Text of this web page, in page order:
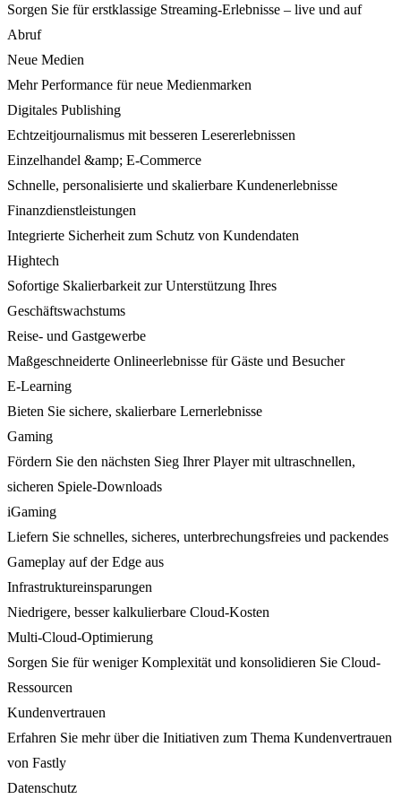
Sorgen Sie für erstklassige Streaming-Erlebnisse – live und auf
Abruf
Neue Medien
Mehr Performance für neue Medienmarken
Digitales Publishing
Echtzeitjournalismus mit besseren Lesererlebnissen
Einzelhandel &amp; E-Commerce
Schnelle, personalisierte und skalierbare Kundenerlebnisse
Finanzdienstleistungen
Integrierte Sicherheit zum Schutz von Kundendaten
Hightech
Sofortige Skalierbarkeit zur Unterstützung Ihres
Geschäftswachstums
Reise- und Gastgewerbe
Maßgeschneiderte Onlineerlebnisse für Gäste und Besucher
E-Learning
Bieten Sie sichere, skalierbare Lernerlebnisse
Gaming
Fördern Sie den nächsten Sieg Ihrer Player mit ultraschnellen,
sicheren Spiele-Downloads
iGaming
Liefern Sie schnelles, sicheres, unterbrechungsfreies und packendes
Gameplay auf der Edge aus
Infrastruktureinsparungen
Niedrigere, besser kalkulierbare Cloud-Kosten
Multi-Cloud-Optimierung
Sorgen Sie für weniger Komplexität und konsolidieren Sie Cloud-
Ressourcen
Kundenvertrauen
Erfahren Sie mehr über die Initiativen zum Thema Kundenvertrauen
von Fastly
Datenschutz